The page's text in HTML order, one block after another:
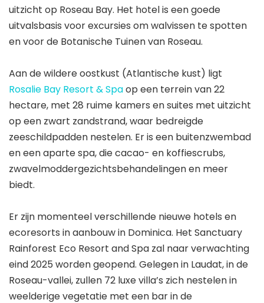
uitzicht op Roseau Bay. Het hotel is een goede
uitvalsbasis voor excursies om walvissen te spotten
en voor de Botanische Tuinen van Roseau.
Aan de wildere oostkust (Atlantische kust) ligt
Rosalie Bay Resort & Spaop een terrein van 22
hectare, met 28 ruime kamers en suites met uitzicht
op een zwart zandstrand, waar bedreigde
zeeschildpadden nestelen. Er is een buitenzwembad
en een aparte spa, die cacao- en koffiescrubs,
zwavelmoddergezichtsbehandelingen en meer
biedt.
Er zijn momenteel verschillende nieuwe hotels en
ecoresorts in aanbouw in Dominica. Het Sanctuary
Rainforest Eco Resort and Spa zal naar verwachting
eind 2025 worden geopend. Gelegen in Laudat, in de
Roseau-vallei, zullen 72 luxe villa’s zich nestelen in
weelderige vegetatie met een bar in de